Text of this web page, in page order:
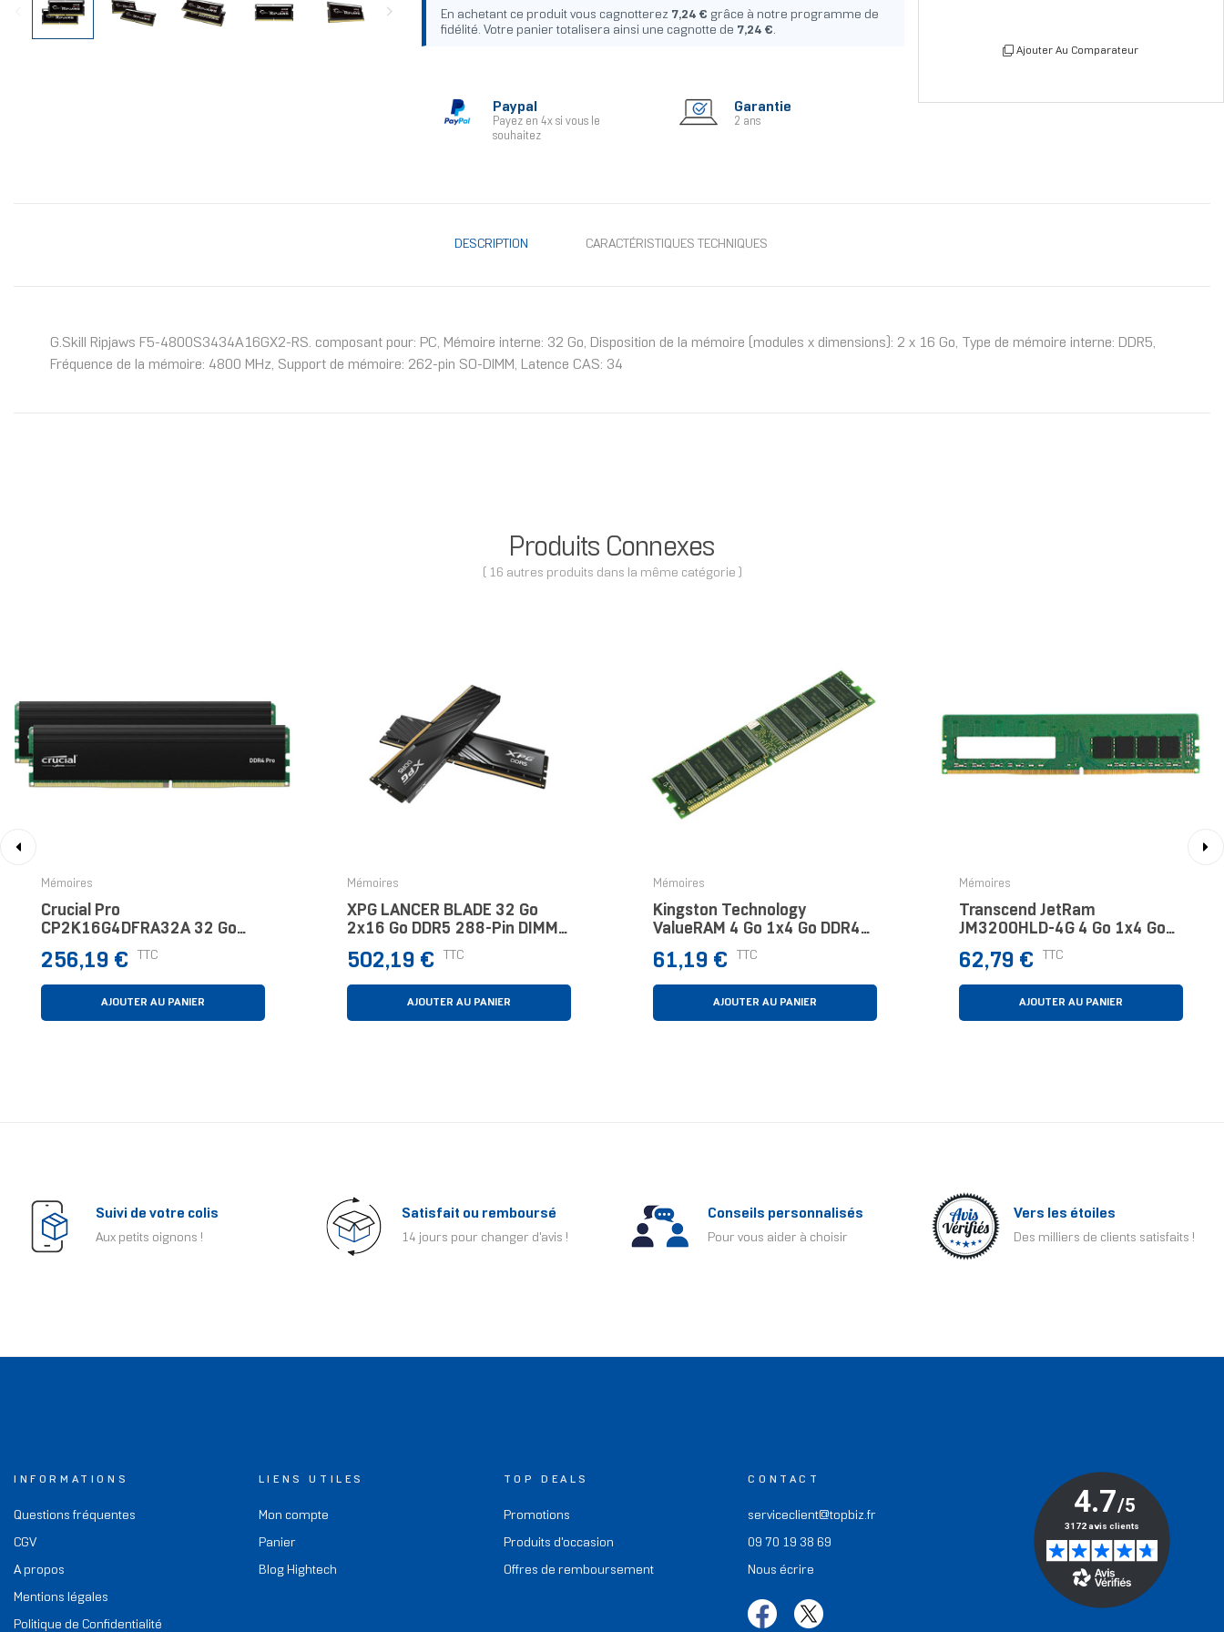
En achetant ce produit vous cagnotterez 7,24 € grâce à notre programme de
fidélité. Votre panier totalisera ainsi une cagnotte de 7,24 €.
Paypal
Payez en 4x si vous le
souhaitez
Garantie
2 ans
Ajouter Au Comparateur
DESCRIPTION CARACTÉRISTIQUES TECHNIQUES
G.Skill Ripjaws F5-4800S3434A16GX2-RS. composant pour: PC, Mémoire interne: 32 Go, Disposition de la mémoire (modules x dimensions): 2 x 16 Go, Type de mémoire interne: DDR5,
Fréquence de la mémoire: 4800 MHz, Support de mémoire: 262-pin SO-DIMM, Latence CAS: 34
Produits Connexes
( 16 autres produits dans la même catégorie )
Mémoires
Crucial Pro
CP2K16G4DFRA32A 32 Go
2x16 Go DDR4 288-Pin DIMM
Prix
256,19 € TTC
AJOUTER AU PANIER
Mémoires
XPG LANCER BLADE 32 Go
2x16 Go DDR5 288-Pin DIMM
Prix
502,19 € TTC
AJOUTER AU PANIER
Mémoires
Kingston Technology
ValueRAM 4 Go 1x4 Go DDR4
2666 MT/s 288-Pin DIMM
Prix
61,19 € TTC
AJOUTER AU PANIER
Mémoires
Transcend JetRam
JM3200HLD-4G 4 Go 1x4 Go
DDR4 288-Pin DIMM
Prix
62,79 € TTC
AJOUTER AU PANIER
Suivi de votre colis
Aux petits oignons !
Satisfait ou remboursé
14 jours pour changer d'avis !
Conseils personnalisés
Pour vous aider à choisir
Vers les étoiles
Des milliers de clients satisfaits !
INFORMATIONS
Questions fréquentes
CGV
A propos
Mentions légales
Politique de Confidentialité
LIENS UTILES
Mon compte
Panier
Blog Hightech
TOP DEALS
Promotions
Produits d'occasion
Offres de remboursement
CONTACT
serviceclient@topbiz.fr
09 70 19 38 69
Nous écrire